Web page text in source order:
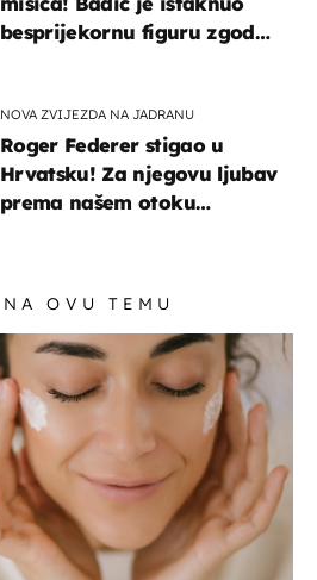
besprijekornu figuru zgodne
NOVA ZVIJEZDA NA JADRANU
Roger Federer stigao u
Hrvatsku! Za njegovu ljubav
prema našem otoku
NA OVU TEMU